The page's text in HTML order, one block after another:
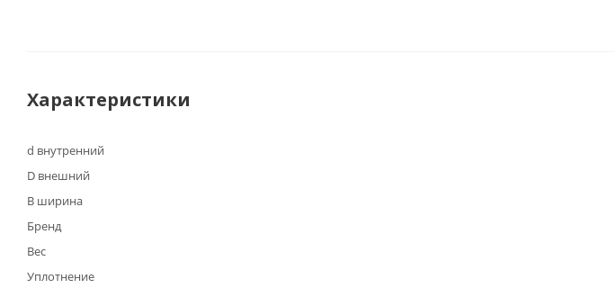
Характеристики
d внутренний
D внешний
B ширина
Бренд
Вес
Уплотнение